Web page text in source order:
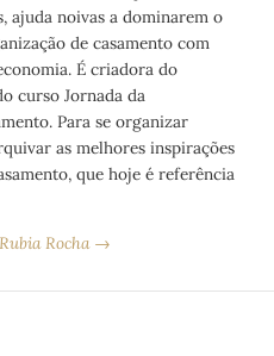
ajuda noivas a dominarem o
de casamento com
É criadora do
curso Jornada da
Para se organizar
as melhores inspirações
que hoje é referência
Rocha →